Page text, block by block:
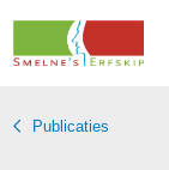
Publicaties